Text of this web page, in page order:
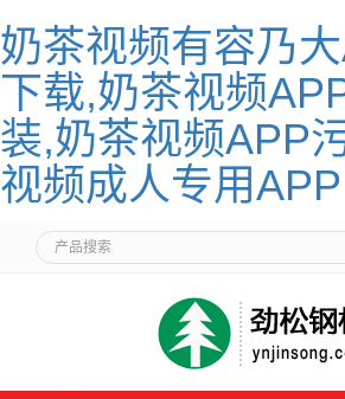
奶茶视频有容乃
下载,奶茶视频
装,奶茶视频APP
视频成人专用APP